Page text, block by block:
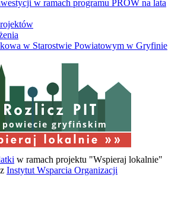
powiecie gryfińskim
w ramach projektu "Wspieraj lokalnie"
Instytut Wsparcia Organizacji